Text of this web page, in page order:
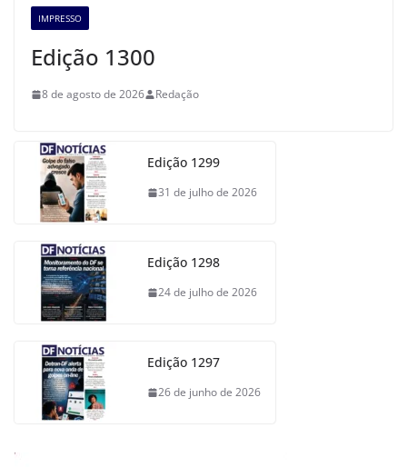
IMPRESSO
Edição 1300
8 de agosto de 2026 Redação
Edição 1299
31 de julho de 2026
Edição 1298
24 de julho de 2026
Edição 1297
26 de junho de 2026